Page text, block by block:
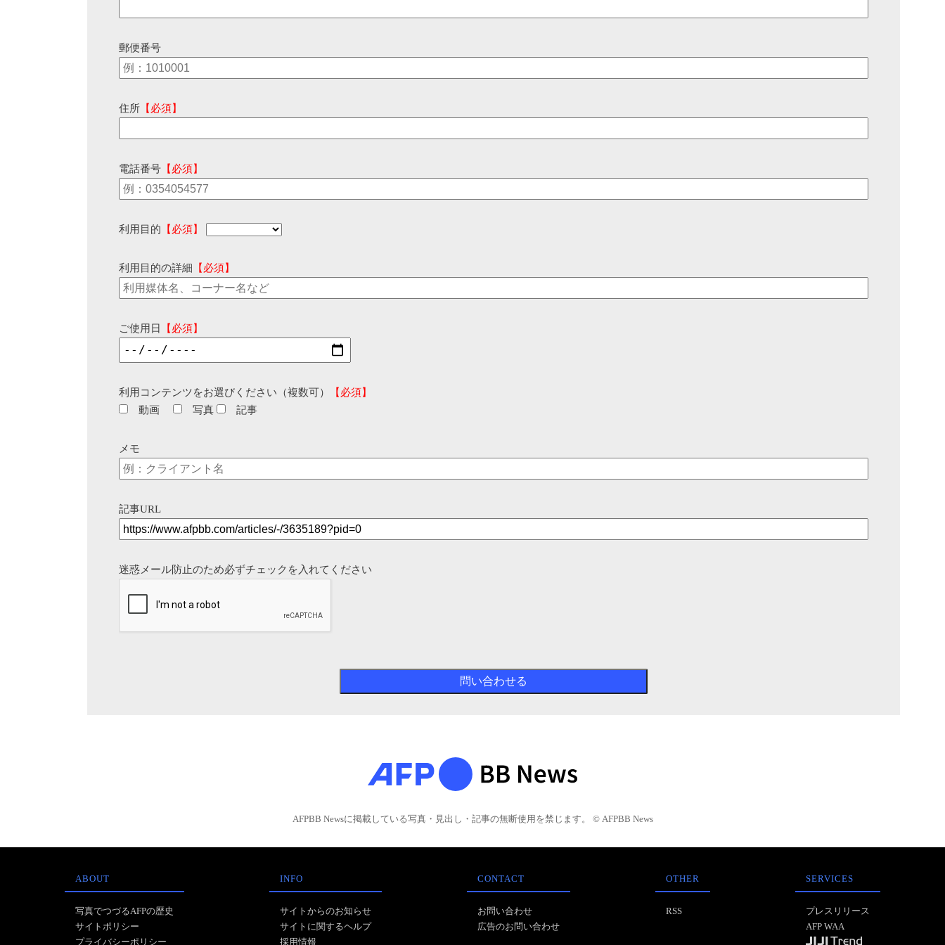
郵便番号
住所 【必須】
電話番号 【必須】
利用目的 【必須】
利用目的の詳細 【必須】
ご使用日 【必須】
利用コンテンツをお選びください（複数可）
【必須】
動画
写真 記事
メモ
記事URL
迷惑メール防止のため必ずチェックを入れてください
AFPBB Newsに掲載している写真・見出し・記事の無断使用を禁じます。 © AFPBB News
ABOUT
写真でつづるAFPの歴史
サイトポリシー
プライバシーポリシー
INFO
サイトからのお知らせ
サイトに関するヘルプ
採用情報
CONTACT
お問い合わせ
広告のお問い合わせ
OTHER
RSS
SERVICES
プレスリリース
AFP WAA